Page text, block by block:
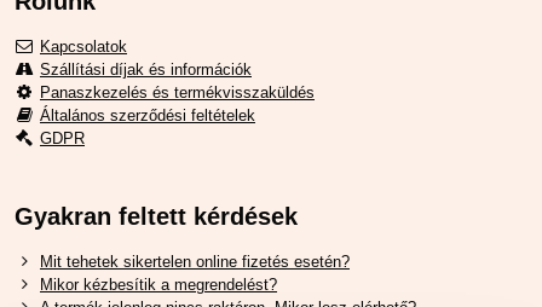
Kapcsolatok
Szállítási díjak és információk
Panaszkezelés és termékvisszaküldés
Általános szerződési feltételek
GDPR
Gyakran feltett kérdések
Mit tehetek sikertelen online fizetés esetén?
Mikor kézbesítik a megrendelést?